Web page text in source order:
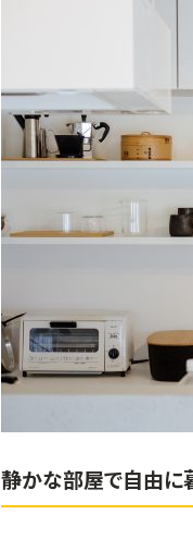
静かな部屋で自由に